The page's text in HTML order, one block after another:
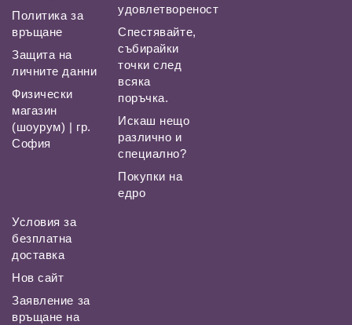
Политика за
връщане
Защита на
личните данни
Физически
магазин
(шоурум) | гр.
София
удовлетвореност
Спестявайте,
събирайки
точки след
всяка
поръчка.
Искаш нещо
различно и
специално?
Покупки на
едро
Условия за
безплатна
доставка
Нов сайт
Заявление за
връщане на